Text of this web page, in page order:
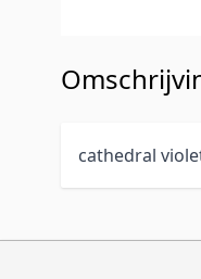
cathedral